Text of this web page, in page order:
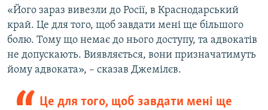
«Його зараз вивезли до Росії, в Краснодарський
край. Це для того, щоб завдати мені ще більшого
болю. Тому що немає до нього доступу, та адвокатів
не допускають. Виявляється, вони призначатимуть
йому адвоката», – сказав Джемілєв.
Це для того, щоб завдати мені ще